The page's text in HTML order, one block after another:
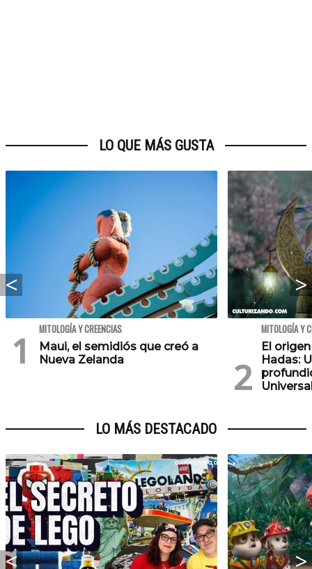
LO QUE MÁS GUSTA
MITOLOGÍA Y CREENCIAS
Maui, el semidiós que creó a
Nueva Zelanda
MITOLOGÍA Y
El
Hadas:
LO MÁS DESTACADO